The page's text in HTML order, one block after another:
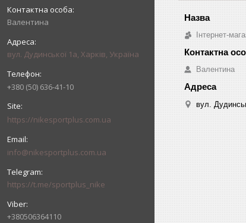
Валентина
вул. Дудинської 1а, Харків, Україна
+380 (50) 636-41-10
https://nikesportplus.com.ua
info@nikesportplus.com.ua
https://t.me/sportplus_nike
+380506364110
Інтернет-
Валентина
вул.